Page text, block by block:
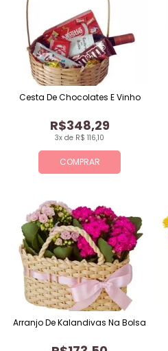
COMPRAR
3x de R$ 116,10
R$348,29
Cesta De Chocolates E Vinho
Arranjo De Kalandivas Na Bolsa